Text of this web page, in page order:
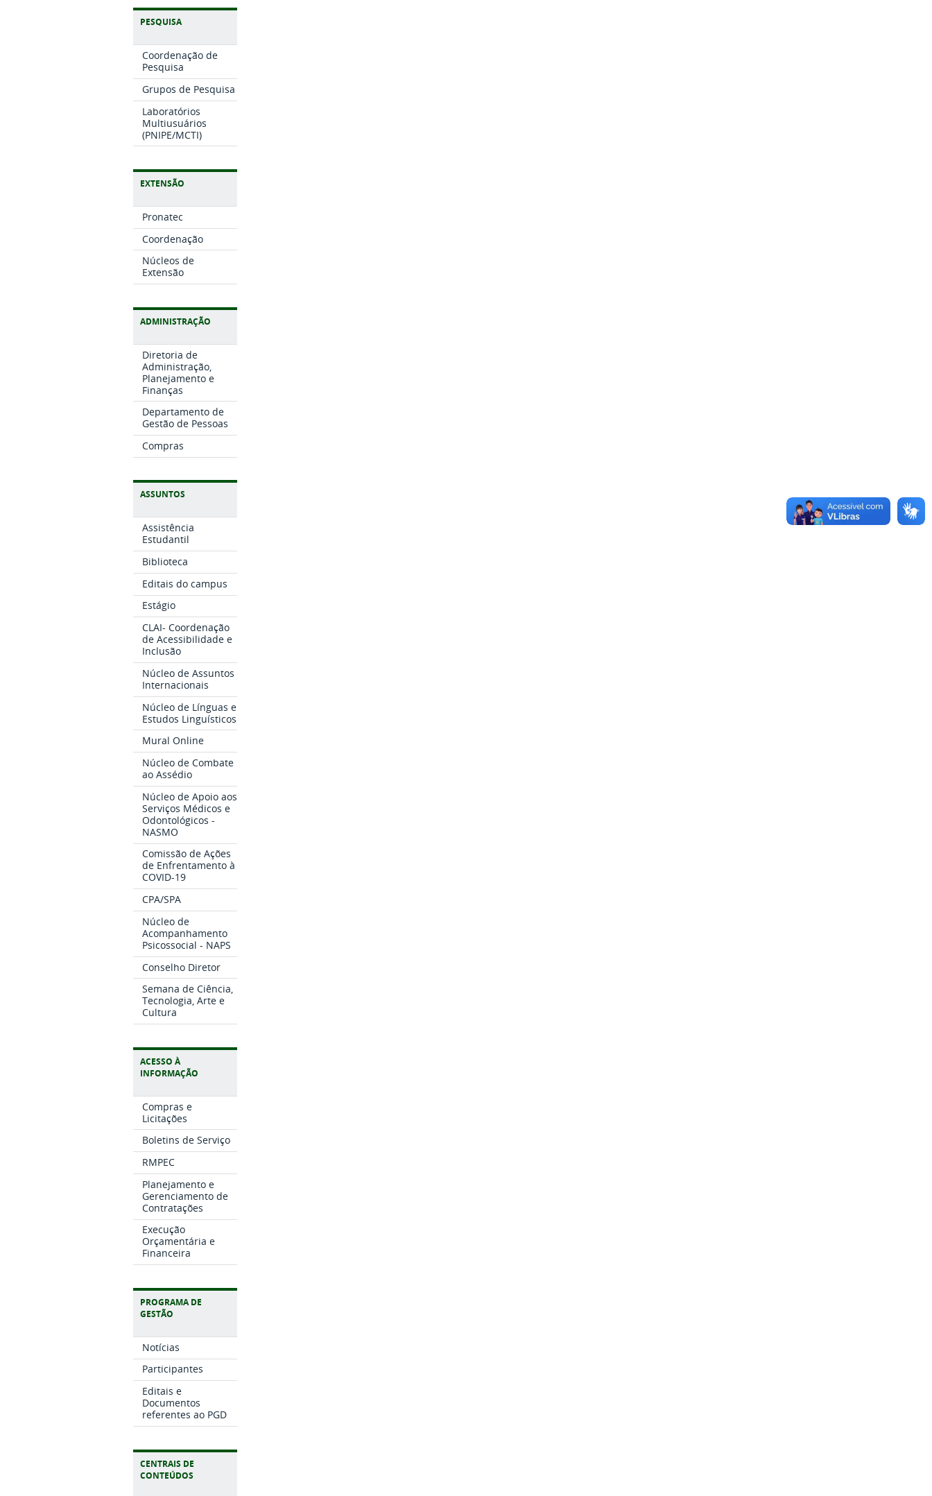
PESQUISA
Coordenação de
Pesquisa
Grupos de Pesquisa
Laboratórios
Multiusuários
(PNIPE/MCTI)
EXTENSÃO
Pronatec
Coordenação
Núcleos de
Extensão
ADMINISTRAÇÃO
Diretoria de
Administração,
Planejamento e
Finanças
Departamento de
Gestão de Pessoas
Compras
ASSUNTOS
Assistência
Estudantil
Biblioteca
Editais do campus
Estágio
CLAI- Coordenação
de Acessibilidade e
Inclusão
Núcleo de Assuntos
Internacionais
Núcleo de Línguas e
Estudos Linguísticos
Mural Online
Núcleo de Combate
ao Assédio
Núcleo de Apoio aos
Serviços Médicos e
Odontológicos -
NASMO
Comissão de Ações
de Enfrentamento à
COVID-19
CPA/SPA
Núcleo de
Acompanhamento
Psicossocial - NAPS
Conselho Diretor
Semana de Ciência,
Tecnologia, Arte e
Cultura
ACESSO À
INFORMAÇÃO
Compras e
Licitações
Boletins de Serviço
RMPEC
Planejamento e
Gerenciamento de
Contratações
Execução
Orçamentária e
Financeira
PROGRAMA DE
GESTÃO
Notícias
Participantes
Editais e
Documentos
referentes ao PGD
CENTRAIS DE
CONTEÚDOS